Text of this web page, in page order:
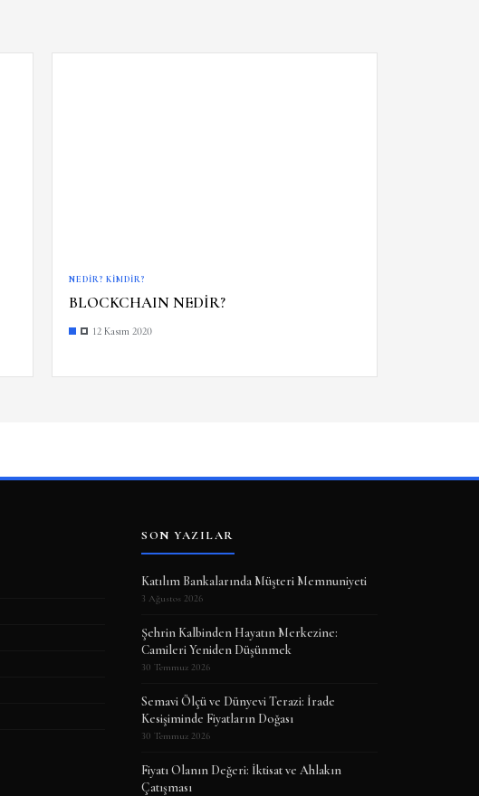
NEDIR? KIMDIR?
BLOCKCHAIN NEDİR?
12 Kasım 2020
SON YAZILAR
Katılım Bankalarında Müşteri Memnuniyeti
3 Ağustos 2026
Şehrin Kalbinden Hayatın Merkezine:
Camileri Yeniden Düşünmek
30 Temmuz 2026
Semavi Ölçü ve Dünyevi Terazi: İrade
Kesişiminde Fiyatların Doğası
30 Temmuz 2026
Fiyatı Olanın Değeri: İktisat ve Ahlakın
Çatışması